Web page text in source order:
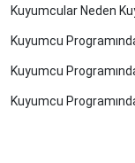
Kuyumcular Neden
Kuyumcu
Kuyumcu
Kuyumcu